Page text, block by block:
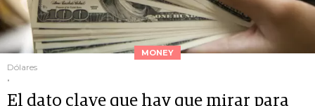
MONEY
Dólares
.
El dato clave que hay que mirar para